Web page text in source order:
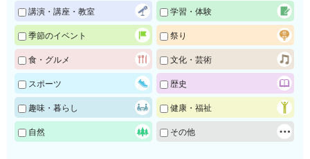
講演・講座・教室 学習・体験
季節のイベント 祭り
食・グルメ 文化・芸術
スポーツ 歴史
趣味・暮らし 健康・福祉
自然 その他